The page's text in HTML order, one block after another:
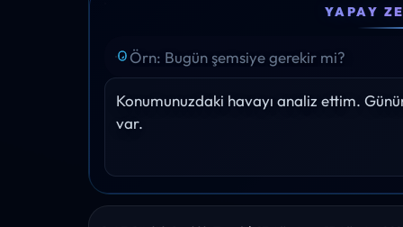
YAPAY
Konumunuzdaki havayı analiz ettim.
var.
21°
Yağış: 0% Yağış: 0%